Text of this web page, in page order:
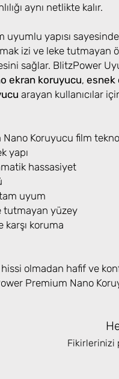
aynı netlikte kalır.
uyumlu yapısı
izi ve leke tutmayan
sağlar. BlitzPower
ekran koruyucu, esnek
arayan kullanıcılar
Koruyucu film
yapı
hassasiyet
uyum
tutmayan yüzey
karşı koruma
olmadan hafif ve
Premium Nano
Fikirlerinizi